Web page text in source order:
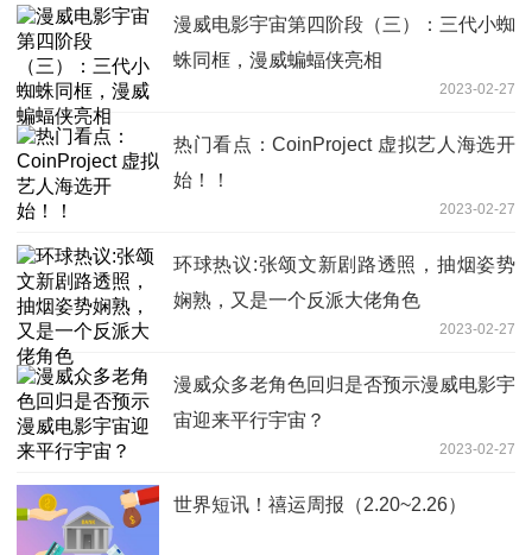
漫威电影宇宙第四阶段（三）：三代小蜘
蛛同框，漫威蝙蝠侠亮相
2023-02-27
热门看点：CoinProject 虚拟艺人海选开
始！！
2023-02-27
环球热议:张颂文新剧路透照，抽烟姿势
娴熟，又是一个反派大佬角色
2023-02-27
漫威众多老角色回归是否预示漫威电影宇
宙迎来平行宇宙？
2023-02-27
世界短讯！禧运周报（2.20~2.26）